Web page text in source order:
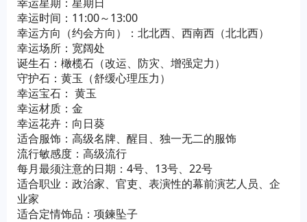
幸运时间：11:00～13:00
幸运方向（约会方向）：北北西、西南西（北北西）
幸运场所：宽阔处
诞生石：橄榄石（改运、防灾、增强定力）
守护石：黄玉（舒缓心理压力）
幸运宝石： 黄玉
幸运材质：金
幸运花卉：向日葵
适合服饰：高级名牌、醒目、独一无二的服饰
流行敏感度：高级流行
每月最须注意的日期：4号、13号、22号
适合职业：政治家、官吏、表演性的幕前演艺人员、企
业家
适合定情饰品：项鍊坠子